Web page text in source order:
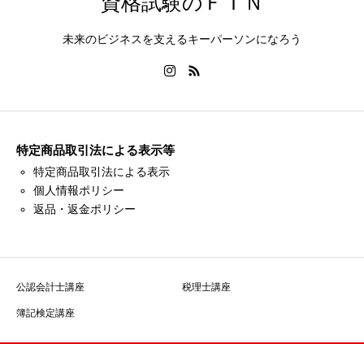
未来のビジネスを支えるキーパーソンになろう
特定商品取引法による表示等
特定商品取引法による表示
個人情報ポリシー
返品・返金ポリシー
公認会計士講座 税理士講座
簿記検定講座